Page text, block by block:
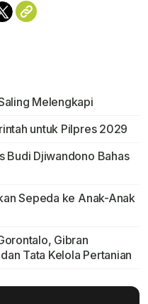
Melengkapi
untuk Pilpres 2029
Budi Djiwandono Bahas
Sepeda ke Anak-Anak
Gibran
Tata Kelola Pertanian